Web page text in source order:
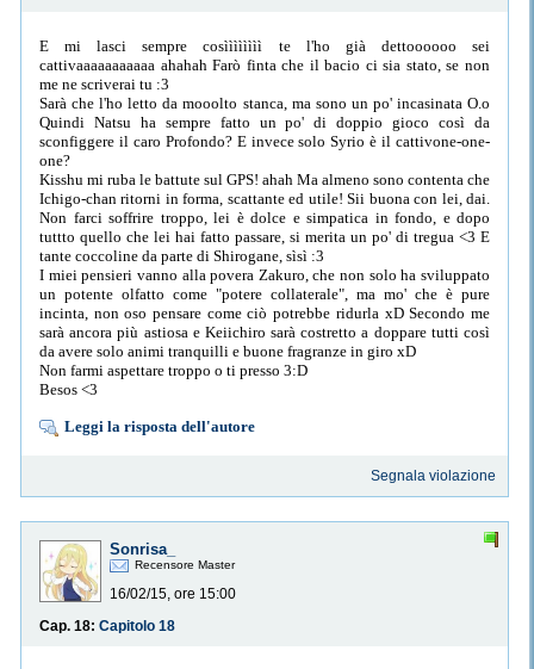
E mi lasci sempre cosìììììììì te l'ho già dettoooooo sei
cattivaaaaaaaaaaa ahahah Farò finta che il bacio ci sia stato, se non
me ne scriverai tu :3
Sarà che l'ho letto da mooolto stanca, ma sono un po' incasinata O.o
Quindi Natsu ha sempre fatto un po' di doppio gioco così da
sconfiggere il caro Profondo? E invece solo Syrio è il cattivone-one-
one?
Kisshu mi ruba le battute sul GPS! ahah Ma almeno sono contenta che
Ichigo-chan ritorni in forma, scattante ed utile! Sii buona con lei, dai.
Non farci soffrire troppo, lei è dolce e simpatica in fondo, e dopo
tuttto quello che lei hai fatto passare, si merita un po' di tregua <3 E
tante coccoline da parte di Shirogane, sìsì :3
I miei pensieri vanno alla povera Zakuro, che non solo ha sviluppato
un potente olfatto come "potere collaterale", ma mo' che è pure
incinta, non oso pensare come ciò potrebbe ridurla xD Secondo me
sarà ancora più astiosa e Keiichiro sarà costretto a doppare tutti così
da avere solo animi tranquilli e buone fragranze in giro xD
Non farmi aspettare troppo o ti presso 3:D
Besos <3
Leggi la risposta dell'autore
Segnala violazione
Sonrisa_
Recensore Master
16/02/15, ore 15:00
Cap. 18: Capitolo 18